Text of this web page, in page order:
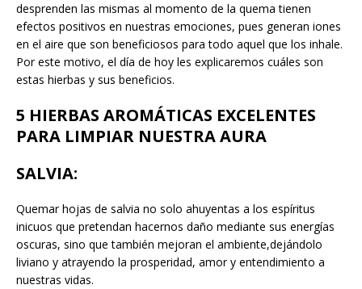
desprenden las mismas al momento de la quema tienen
efectos positivos en nuestras emociones, pues generan iones
en el aire que son beneficiosos para todo aquel que los inhale.
Por este motivo, el día de hoy les explicaremos cuáles son
estas hierbas y sus beneficios.
5 HIERBAS AROMÁTICAS EXCELENTES
PARA LIMPIAR NUESTRA AURA
SALVIA:
Quemar hojas de salvia no solo ahuyentas a los espíritus
inicuos que pretendan hacernos daño mediante sus energías
oscuras, sino que también mejoran el ambiente,dejándolo
liviano y atrayendo la prosperidad, amor y entendimiento a
nuestras vidas.